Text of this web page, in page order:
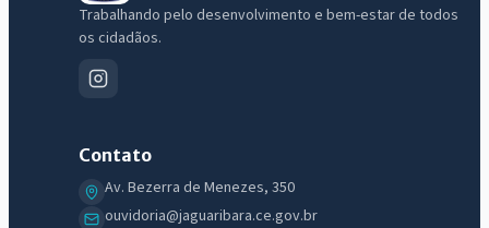
Trabalhando pelo desenvolvimento e bem-estar de todos
os cidadãos.
Contato
Av. Bezerra de Menezes, 350
ouvidoria@jaguaribara.ce.gov.br